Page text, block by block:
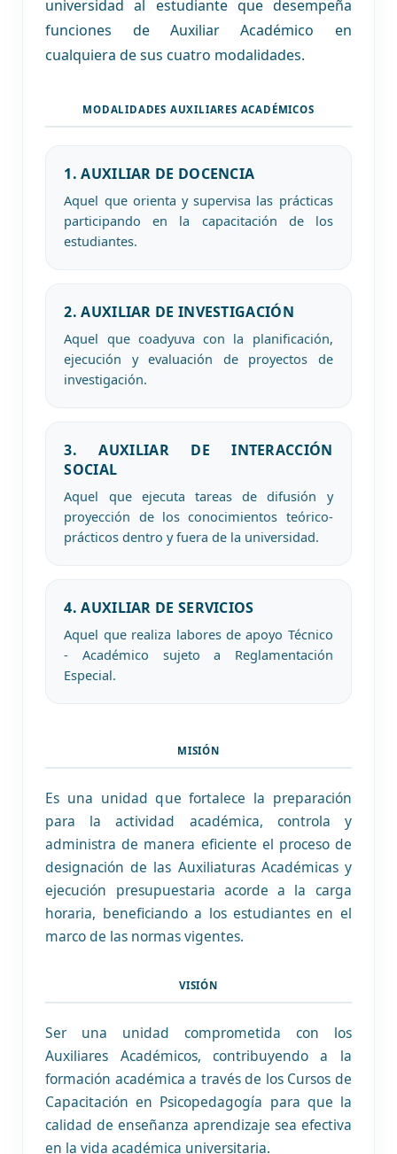
universidad al estudiante que desempeña
funciones de Auxiliar Académico en
cualquiera de sus cuatro modalidades.
MODALIDADES AUXILIARES ACADÉMICOS
1. AUXILIAR DE DOCENCIA
Aquel que orienta y supervisa las prácticas
participando en la capacitación de los
estudiantes.
2. AUXILIAR DE INVESTIGACIÓN
Aquel que coadyuva con la planificación,
ejecución y evaluación de proyectos de
investigación.
3. AUXILIAR DE INTERACCIÓN
SOCIAL
Aquel que ejecuta tareas de difusión y
proyección de los conocimientos teórico-
prácticos dentro y fuera de la universidad.
4. AUXILIAR DE SERVICIOS
Aquel que realiza labores de apoyo Técnico
- Académico sujeto a Reglamentación
Especial.
MISIÓN
Es una unidad que fortalece la preparación
para la actividad académica, controla y
administra de manera eficiente el proceso de
designación de las Auxiliaturas Académicas y
ejecución presupuestaria acorde a la carga
horaria, beneficiando a los estudiantes en el
marco de las normas vigentes.
VISIÓN
Ser una unidad comprometida con los
Auxiliares Académicos, contribuyendo a la
formación académica a través de los Cursos de
Capacitación en Psicopedagogía para que la
calidad de enseñanza aprendizaje sea efectiva
en la vida académica universitaria.